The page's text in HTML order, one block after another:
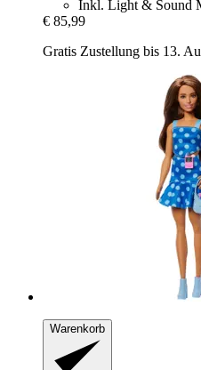
Inkl. Light & Sound
€ 85,99
Gratis Zustellung bis 13.
Warenkorb